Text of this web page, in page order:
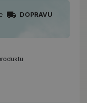
DOPRAVU